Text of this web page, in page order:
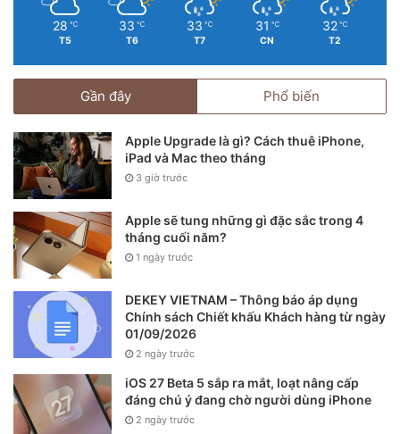
Kết quả bài test hiệu năng với phần mềm Antutu
BenchMark trên iPhone 12 Pro Max.
Antutu BechMark: 701.675 điểm.
28 ℃
T5
33 ℃
T6
33 ℃
T7
31 ℃
CN
32 ℃
T2
Gần đây Phổ biến
Apple Upgrade là gì? Cách thuê iPhone,
iPad và Mac theo tháng
3 giờ trước
Apple sẽ tung những gì đặc sắc trong 4
tháng cuối năm?
1 ngày trước
DEKEY VIETNAM – Thông báo áp dụng
Chính sách Chiết khấu Khách hàng từ ngày
01/09/2026
2 ngày trước
iOS 27 Beta 5 sắp ra mắt, loạt nâng cấp
đáng chú ý đang chờ người dùng iPhone
2 ngày trước